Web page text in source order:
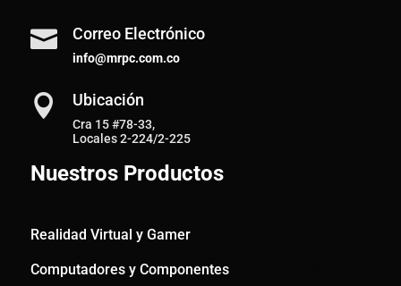
 Correo Electrónico
info@mrpc.com.co
 Ubicación
Cra 15 #78-33,
Locales 2-224/2-225
Nuestros Productos
Realidad Virtual y Gamer
Computadores y Componentes